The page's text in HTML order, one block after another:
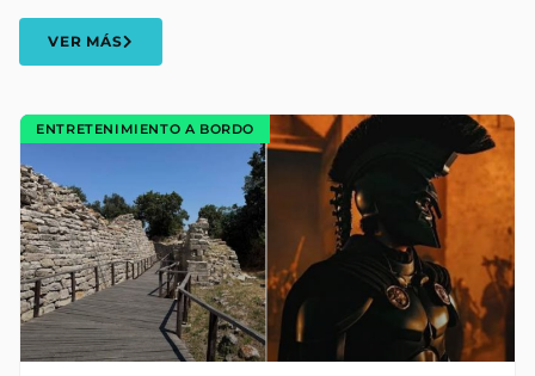
VER MÁS
ENTRETENIMIENTO A BORDO